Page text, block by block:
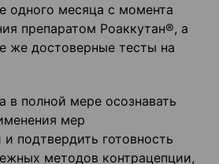
одного месяца с момента
препаратом Роаккутан®, а
же достоверные тесты на
в полной мере осознавать
мер
подтвердить готовность
методов контрацепции,